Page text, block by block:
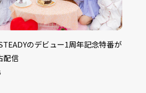
のデビュー1周年記念特番が
配信